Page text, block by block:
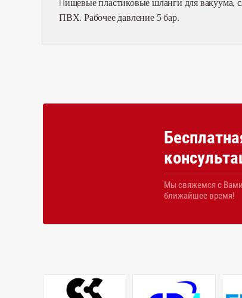
Пищевыепластиковыешланги для вакуума,
ПВХ. Рабочее давление 5 бар.
Мы свяжемся с
ближайшее время!